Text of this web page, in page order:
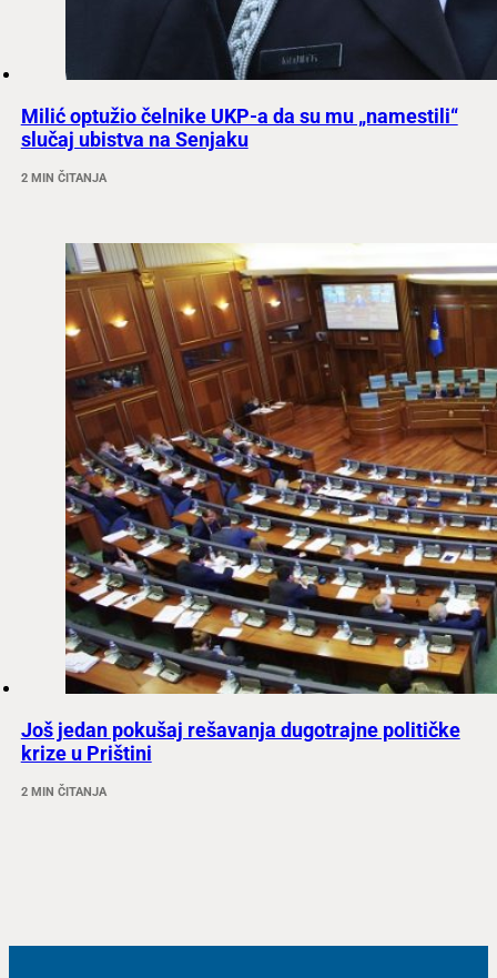
Milić optužio čelnike UKP-a da su mu „namestili“
slučaj ubistva na Senjaku
2 MIN ČITANJA
Još jedan pokušaj rešavanja dugotrajne političke
krize u Prištini
2 MIN ČITANJA